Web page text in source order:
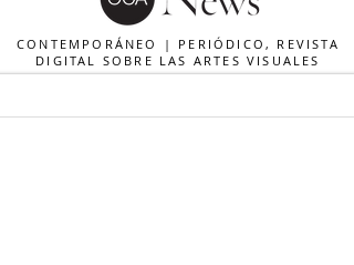
CONTEMPORÁNEO | PERIÓDICO, REVISTA
DIGITAL SOBRE LAS ARTES VISUALES